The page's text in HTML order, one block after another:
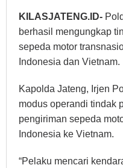
KILASJATENG.ID-
berhasil mengungkap
sepeda motor
Indonesia dan Vietnam.
Kapolda Jateng, Irjen
modus operandi tindak
pengiriman sepeda
Indonesia ke Vietnam.
“Pelaku mencari